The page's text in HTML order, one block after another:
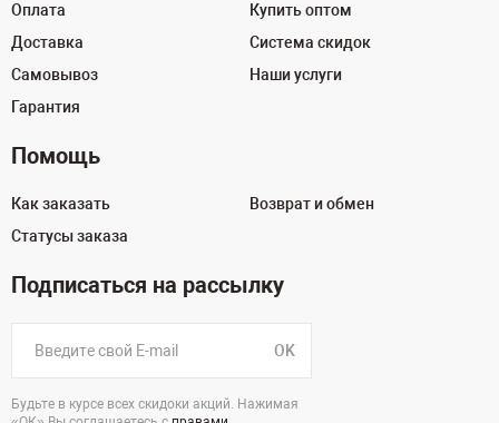
Оплата
Доставка
Самовывоз
Гарантия
Купить оптом
Система скидок
Наши услуги
Помощь
Как заказать
Статусы заказа
Возврат и обмен
Подписаться на рассылку
OK
Будьте в курсе всех скидоки акций. Нажимая